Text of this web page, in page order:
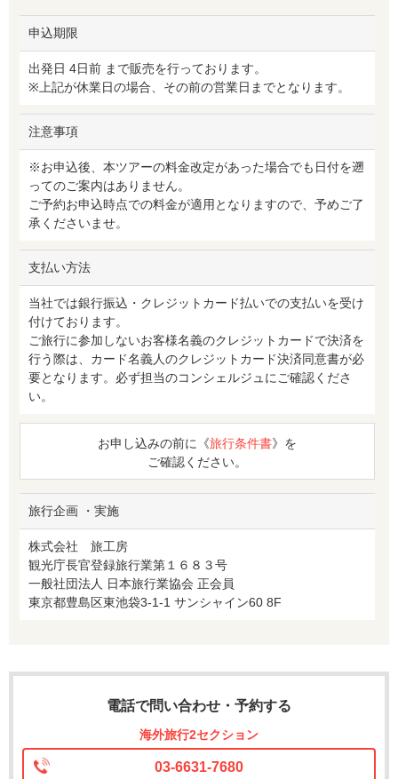
申込期限
出発日 4日前 まで販売を行っております。
※上記が休業日の場合、その前の営業日までとなります。
注意事項
※お申込後、本ツアーの料金改定があった場合でも日付を遡
ってのご案内はありません。
ご予約お申込時点での料金が適用となりますので、予めご了
承くださいませ。
支払い方法
当社では銀行振込・クレジットカード払いでの支払いを受け
付けております。
ご旅行に参加しないお客様名義のクレジットカードで決済を
行う際は、カード名義人のクレジットカード決済同意書が必
要となります。必ず担当のコンシェルジュにご確認くださ
い。
お申し込みの前に《旅行条件書》を
ご確認ください。
旅行企画 ・実施
株式会社 旅工房
観光庁長官登録旅行業第１６８３号
一般社団法人 日本旅行業協会 正会員
東京都豊島区東池袋3-1-1 サンシャイン60 8F
電話で問い合わせ・予約する
海外旅行2セクション
03-6631-7680